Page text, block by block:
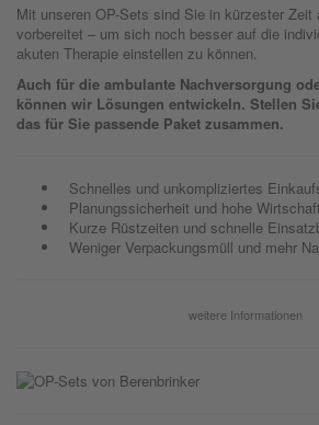
Mit unseren OP-Sets sind Sie in kürzester Zeit
vorbereitet – um sich noch besser auf die
akuten Therapie einstellen zu können.
Auch für die ambulante Nachversorgung
können wir Lösungen entwickeln. Stellen
das für Sie passende Paket zusammen.
Schnelles und unkompliziertes
Planungssicherheit und hohe
Kurze Rüstzeiten und schnelle
Weniger Verpackungsmüll und mehr
weitere Informationen